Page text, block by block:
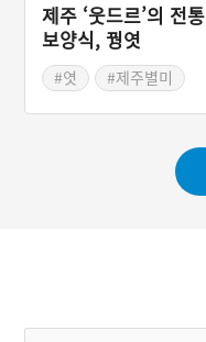
제주 ‘웃드르’의 전통
보양식, 꿩엿
#엿
#제주별미